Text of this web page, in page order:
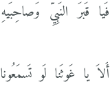
فَيا قَبرَ النَبِيِّ وَصاحِبَيهِ
أَلاَ يا غَوثَنا لَو تَسمَعُونا